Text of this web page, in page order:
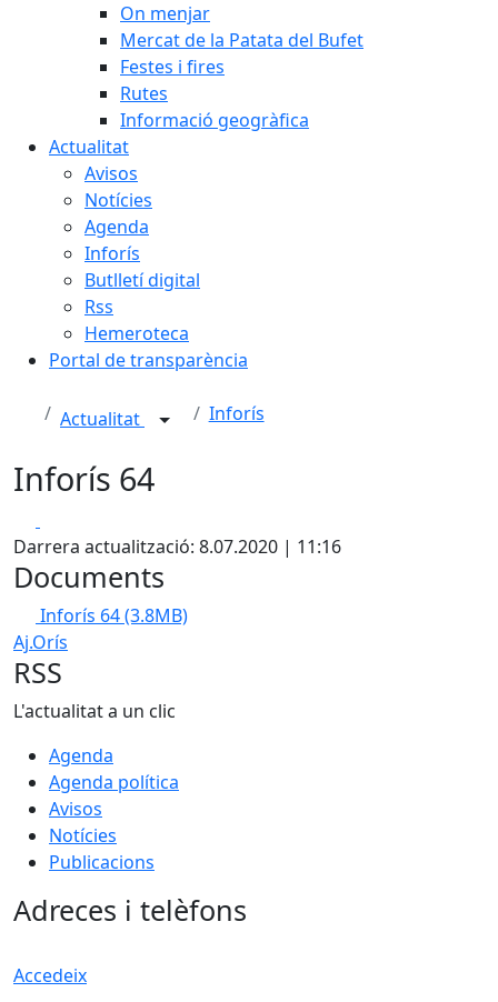
On menjar
Mercat de la Patata del Bufet
Festes i fires
Rutes
Informació geogràfica
Actualitat
Avisos
Notícies
Agenda
Inforís
Butlletí digital
Rss
Hemeroteca
Portal de transparència
Actualitat Inforís
Inforís 64
Darrera actualització: 8.07.2020 | 11:16
Documents
Inforís 64(3.8MB)
Aj.Orís
RSS
L'actualitat a un clic
Agenda
Agenda política
Avisos
Notícies
Publicacions
Adreces i telèfons
Accedeix